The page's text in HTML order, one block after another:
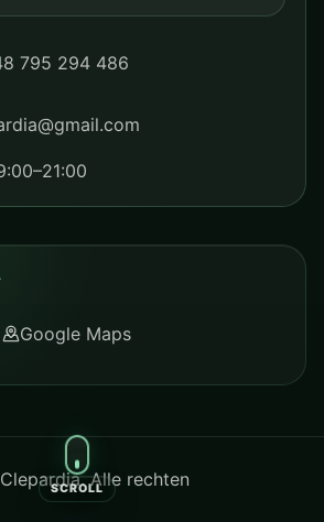
SCROLL
795 294 486
Google Maps
Alle rechten